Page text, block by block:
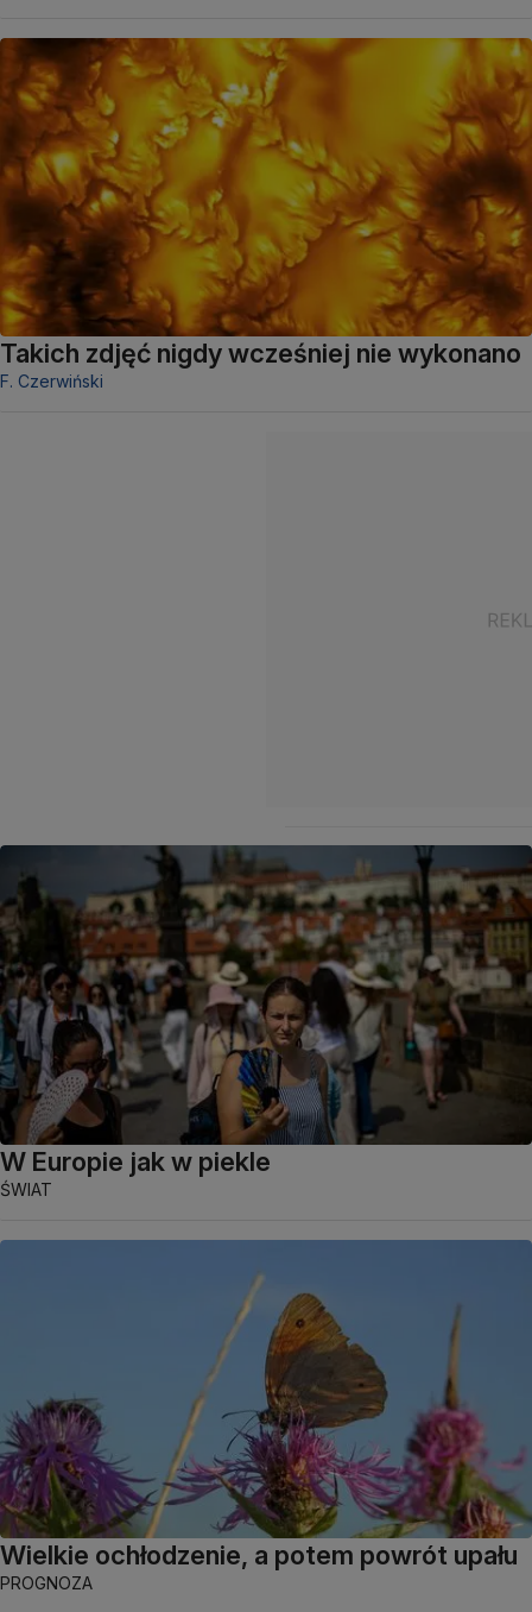
Takich zdjęć nigdy wcześniej nie wykonano
F. Czerwiński
W Europie jak w piekle
ŚWIAT
Wielkie ochłodzenie, a potem powrót upału
PROGNOZA